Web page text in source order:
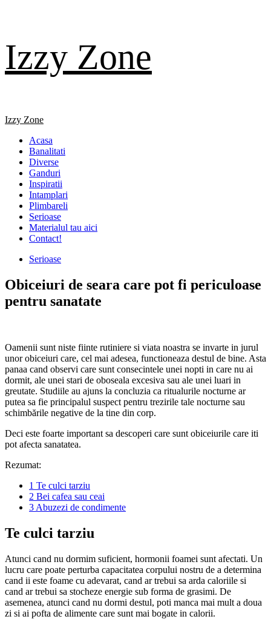
content
Izzy Zone
Primary
Izzy Zone
Acasa
Banalitati
Diverse
Ganduri
Inspiratii
Intamplari
Plimbareli
Serioase
Materialul tau aici
Contact!
Serioase
Obiceiuri de seara care pot fi periculoase
pentru sanatate
Oamenii sunt niste fiinte rutiniere si viata noastra se invarte in jurul
unor obiceiuri care, cel mai adesea, functioneaza destul de bine. Asta
panaa cand observi care sunt consecintele unei nopti in care nu ai
dormit, ale unei stari de oboseala excesiva sau ale unei luari in
greutate. Studiile au ajuns la concluzia ca ritualurile nocturne ar
putea sa fie principalul suspect pentru trezirile tale nocturne sau
schimbările negative de la tine din corp.
Deci este foarte important sa descoperi care sunt obiceiurile care iti
pot afecta sanatatea.
Rezumat:
1 Te culci tarziu
2 Bei cafea sau ceai
3 Abuzezi de condimente
Te culci tarziu
Atunci cand nu dormim suficient, hormonii foamei sunt afectati. Un
lucru care poate perturba capacitatea corpului nostru de a determina
cand ii este foame cu adevarat, cand ar trebui sa arda caloriile si
cand ar trebui sa stocheze energie sub forma de grasimi. De
asemenea, atunci cand nu dormi destul, poti manca mai mult a doua
zi si ai pofta de alimente care sunt mai bogate in calorii.